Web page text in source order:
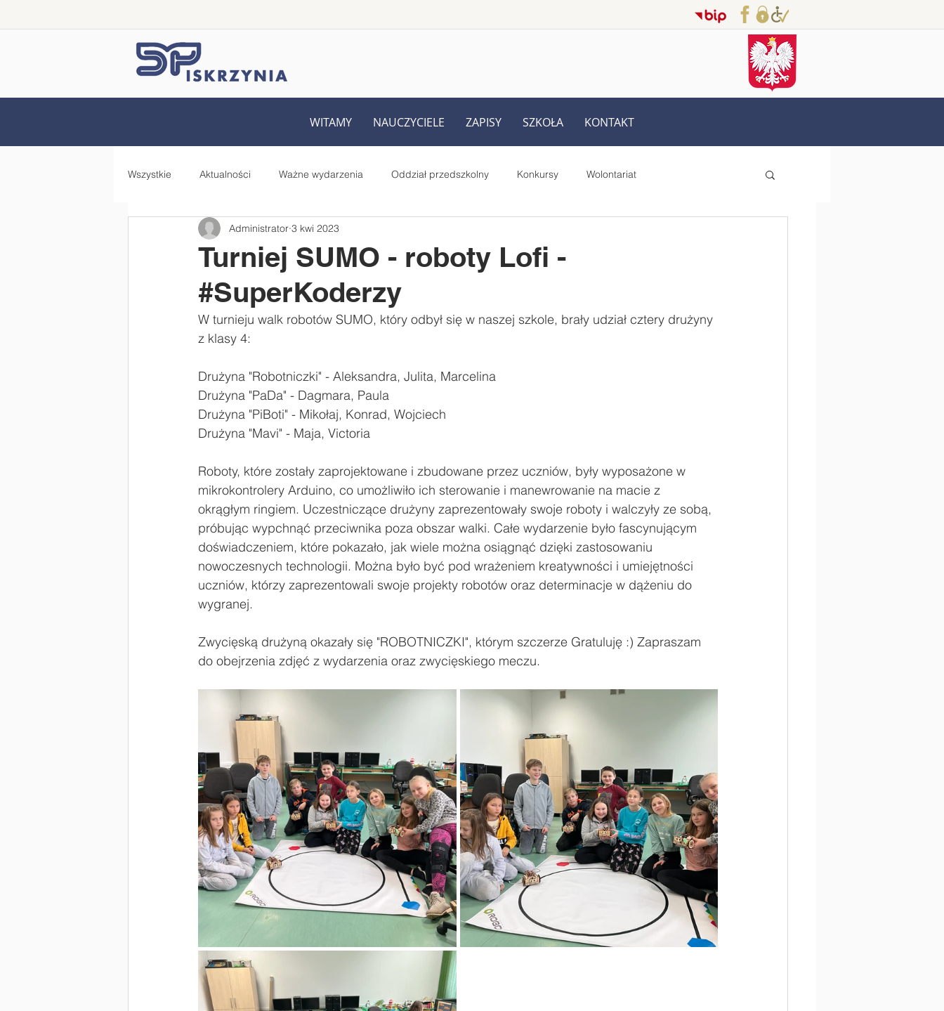
WITAMY NAUCZYCIELE ZAPISY SZKOŁA KONTAKT
Wszystkie Aktualności Ważne wydarzenia Oddział przedszkolny Konkursy Wolontariat
Samorząd Uczniowski Rada Rodziców
Zdrowo jem, więcej wiem - projekt Starsi czytają młodszym - projekt
#Laboratoria Przyszłości
Turniej SUMO - roboty Lofi -
#SuperKoderzy
Administrator 3 kwi 2023
W turnieju walk robotów SUMO, który odbył się w naszej szkole, brały udział cztery drużyny
z klasy 4:
Drużyna "Robotniczki" - Aleksandra, Julita, Marcelina
Drużyna "PaDa" - Dagmara, Paula
Drużyna "PiBoti" - Mikołaj, Konrad, Wojciech
Drużyna "Mavi" - Maja, Victoria
Roboty, które zostały zaprojektowane i zbudowane przez uczniów, były wyposażone w
mikrokontrolery Arduino, co umożliwiło ich sterowanie i manewrowanie na macie z
okrągłym ringiem. Uczestniczące drużyny zaprezentowały swoje roboty i walczyły ze sobą,
próbując wypchnąć przeciwnika poza obszar walki. Całe wydarzenie było fascynującym
doświadczeniem, które pokazało, jak wiele można osiągnąć dzięki zastosowaniu
nowoczesnych technologii. Można było być pod wrażeniem kreatywności i umiejętności
uczniów, którzy zaprezentowali swoje projekty robotów oraz determinacje w dążeniu do
wygranej.
Zwycięską drużyną okazały się "ROBOTNICZKI", którym szczerze Gratuluję :) Zapraszam
do obejrzenia zdjęć z wydarzenia oraz zwycięskiego meczu.